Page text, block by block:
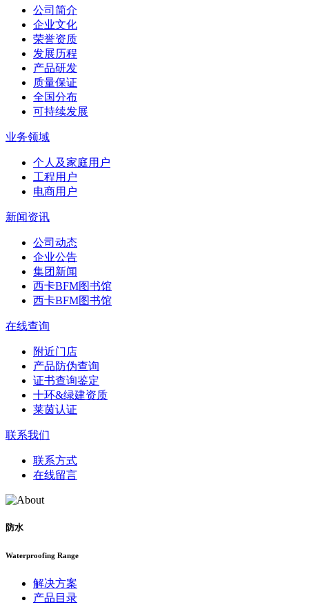
公司简介
企业文化
荣誉资质
发展历程
产品研发
质量保证
全国分布
可持续发展
业务领域
个人及家庭用户
工程用户
电商用户
新闻资讯
公司动态
企业公告
集团新闻
西卡BFM图书馆
西卡BFM图书馆
在线查询
附近门店
产品防伪查询
证书查询鉴定
十环&绿建资质
莱茵认证
联系我们
联系方式
在线留言
防水
Waterproofing Range
解决方案
产品目录